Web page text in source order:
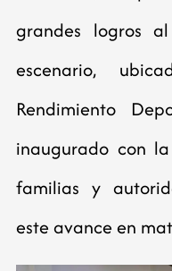
grandes logros
escenario,
Rendimiento
inaugurado con
familias y
este avance en